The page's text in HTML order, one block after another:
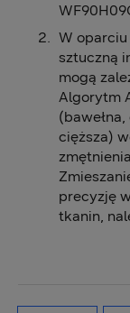
W
sztuczną
mogą
Algorytm
cięższa)
precyzję
tkanin,